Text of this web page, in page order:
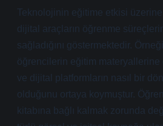
Teknolojinin eğitime etkisi üzerine
dijital araçların öğrenme
sağladığını göstermektedir.
öğrencilerin eğitim materyallerine
ve dijital platformların nasıl bir
olduğunu ortaya koymuştur.
kitabına bağlı kalmak zorunda